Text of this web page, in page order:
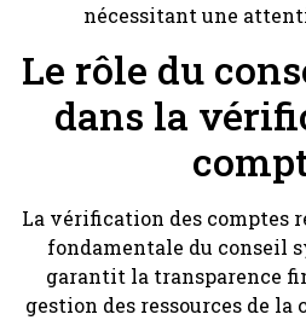
nécessitant une
Le rôle du
dans la
La vérification des comptes
fondamentale du conseil
garantit la transparence
gestion des ressources de la